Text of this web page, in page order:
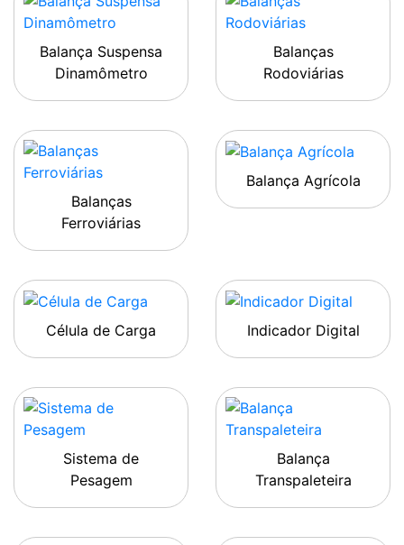
Balança Suspensa
Dinamômetro
Balanças
Rodoviárias
Balanças
Ferroviárias
Balança Agrícola
Célula de Carga Indicador Digital
Sistema de
Pesagem
Balança
Transpaleteira